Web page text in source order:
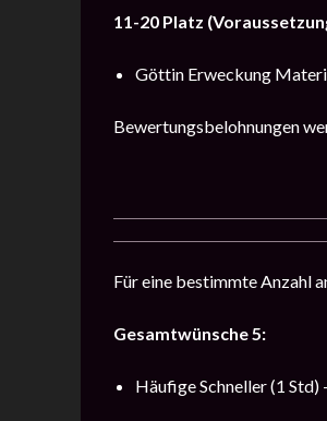
11-20 Platz
Göttin Erweckung
Bewertungsbelohnungen
Für eine bestimmte Anzahl
Gesamtwünsche 5:
Häufige Schneller (1 Std)